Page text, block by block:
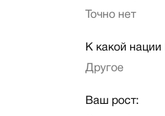
Точно нет
К какой нации
Другое
Ваш рост: